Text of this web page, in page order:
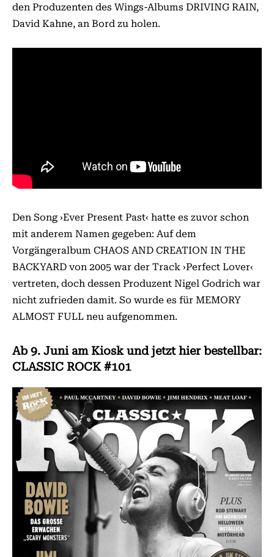
den Produzenten des Wings-Albums DRIVING RAIN,
David Kahne, an Bord zu holen.
Den Song ›Ever Present Past‹ hatte es zuvor schon
mit anderem Namen gegeben: Auf dem
Vorgängeralbum CHAOS AND CREATION IN THE
BACKYARD von 2005 war der Track ›Perfect Lover‹
vertreten, doch dessen Produzent Nigel Godrich war
nicht zufrieden damit. So wurde es für MEMORY
ALMOST FULL neu aufgenommen.
Ab 9. Juni am Kiosk und jetzt hier bestellbar:
CLASSIC ROCK #101